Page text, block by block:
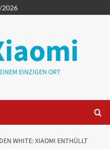
2026
EINZIGEN ORT
WHITE: XIAOMI ENTHÜLLT